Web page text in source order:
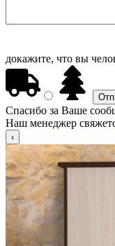
докажите, что вы
Спасибо за Ваше
Наш менеджер